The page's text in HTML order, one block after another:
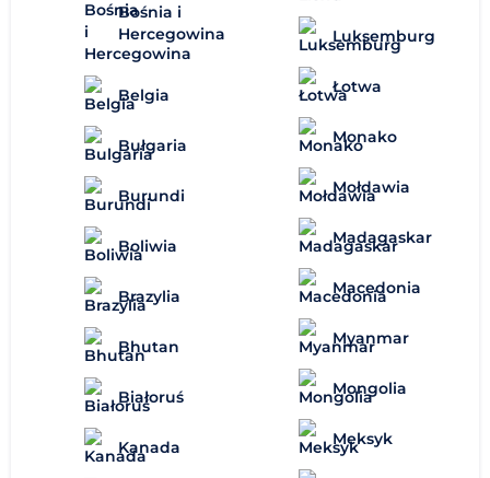
Bośnia i
Hercegowina
Belgia
Bułgaria
Burundi
Boliwia
Brazylia
Bhutan
Białoruś
Kanada
Luksemburg
Łotwa
Monako
Mołdawia
Madagaskar
Macedonia
Myanmar
Mongolia
Meksyk